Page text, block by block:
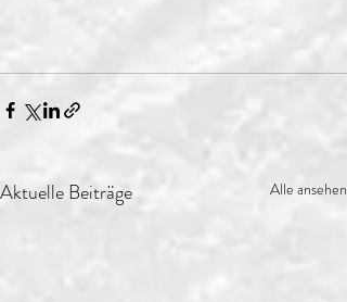
Aktuelle Beiträge Alle ansehen